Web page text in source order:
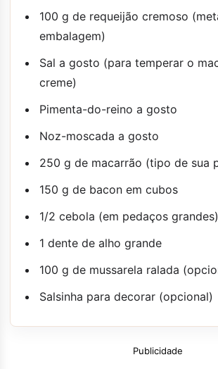
100 g de requeijão cremoso
embalagem)
Sal a gosto (para temperar o
creme)
Pimenta-do-reino a gosto
Noz-moscada a gosto
250 g de macarrão (tipo de sua
150 g de bacon em cubos
1/2 cebola (em pedaços grandes)
1 dente de alho grande
100 g de mussarela ralada
Salsinha para decorar (opcional)
Publicidade